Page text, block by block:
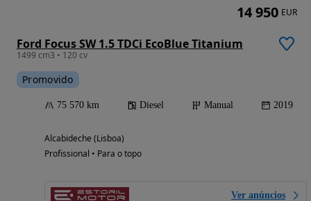
Ford Focus SW 1.5 TDCi EcoBlue Titanium
1499 cm3 • 120 cv
Promovido
75 570 km Diesel Manual 2019
Alcabideche (Lisboa)
Profissional • Para o topo
Ver anúncios
14 950 EUR